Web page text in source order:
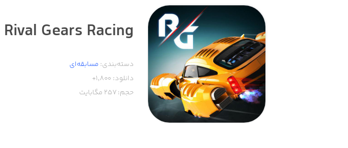
Rival Gears Racing
دسته‌بندی: مسابقه‌ای
دانلود: 1,800+
حجم:257 مگابایت